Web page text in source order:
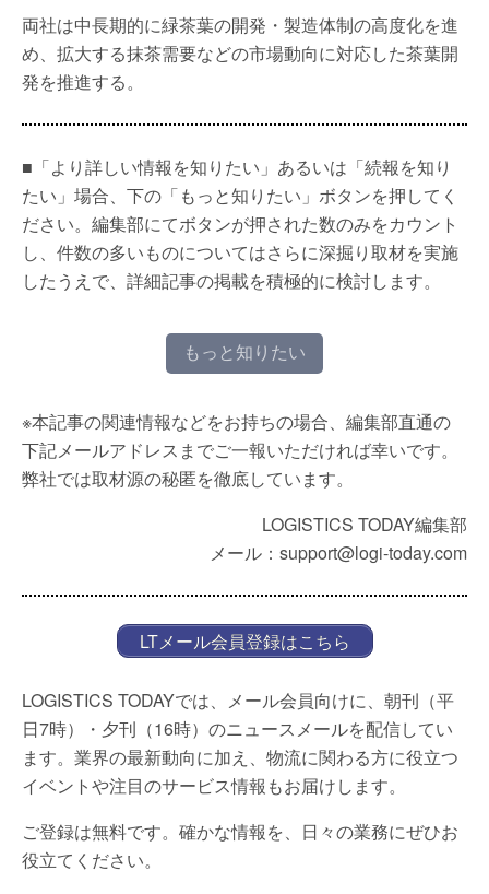
両社は中長期的に緑茶葉の開発・製造体制の高度化を進
め、拡大する抹茶需要などの市場動向に対応した茶葉開
発を推進する。
■「より詳しい情報を知りたい」あるいは「続報を知り
たい」場合、下の「もっと知りたい」ボタンを押してく
ださい。編集部にてボタンが押された数のみをカウント
し、件数の多いものについてはさらに深掘り取材を実施
したうえで、詳細記事の掲載を積極的に検討します。
もっと知りたい
※本記事の関連情報などをお持ちの場合、編集部直通の
下記メールアドレスまでご一報いただければ幸いです。
弊社では取材源の秘匿を徹底しています。
LOGISTICS TODAY編集部
メール：support@logi-today.com
LTメール会員登録はこちら
LOGISTICS TODAYでは、メール会員向けに、朝刊（平
日7時）・夕刊（16時）のニュースメールを配信してい
ます。業界の最新動向に加え、物流に関わる方に役立つ
イベントや注目のサービス情報もお届けします。
ご登録は無料です。確かな情報を、日々の業務にぜひお
役立てください。